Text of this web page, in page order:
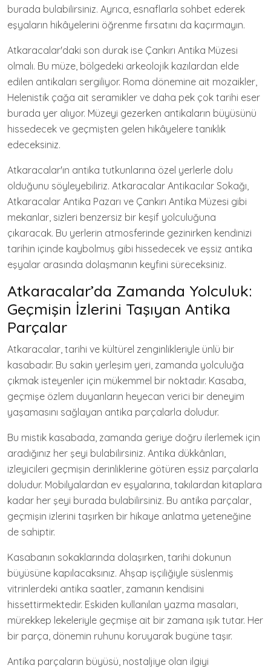
burada bulabilirsiniz. Ayrıca, esnaflarla sohbet ederek
eşyaların hikâyelerini öğrenme fırsatını da kaçırmayın.
Atkaracalar'daki son durak ise Çankırı Antika Müzesi
olmalı. Bu müze, bölgedeki arkeolojik kazılardan elde
edilen antikaları sergiliyor. Roma dönemine ait mozaikler,
Helenistik çağa ait seramikler ve daha pek çok tarihi eser
burada yer alıyor. Müzeyi gezerken antikaların büyüsünü
hissedecek ve geçmişten gelen hikâyelere tanıklık
edeceksiniz.
Atkaracalar'ın antika tutkunlarına özel yerlerle dolu
olduğunu söyleyebiliriz. Atkaracalar Antikacılar Sokağı,
Atkaracalar Antika Pazarı ve Çankırı Antika Müzesi gibi
mekanlar, sizleri benzersiz bir keşif yolculuğuna
çıkaracak. Bu yerlerin atmosferinde gezinirken kendinizi
tarihin içinde kaybolmuş gibi hissedecek ve eşsiz antika
eşyalar arasında dolaşmanın keyfini süreceksiniz.
Atkaracalar’da Zamanda Yolculuk:
Geçmişin İzlerini Taşıyan Antika
Parçalar
Atkaracalar, tarihi ve kültürel zenginlikleriyle ünlü bir
kasabadır. Bu sakin yerleşim yeri, zamanda yolculuğa
çıkmak isteyenler için mükemmel bir noktadır. Kasaba,
geçmişe özlem duyanların heyecan verici bir deneyim
yaşamasını sağlayan antika parçalarla doludur.
Bu mistik kasabada, zamanda geriye doğru ilerlemek için
aradığınız her şeyi bulabilirsiniz. Antika dükkânları,
izleyicileri geçmişin derinliklerine götüren eşsiz parçalarla
doludur. Mobilyalardan ev eşyalarına, takılardan kitaplara
kadar her şeyi burada bulabilirsiniz. Bu antika parçalar,
geçmişin izlerini taşırken bir hikaye anlatma yeteneğine
de sahiptir.
Kasabanın sokaklarında dolaşırken, tarihi dokunun
büyüsüne kapılacaksınız. Ahşap işçiliğiyle süslenmiş
vitrinlerdeki antika saatler, zamanın kendisini
hissettirmektedir. Eskiden kullanılan yazma masaları,
mürekkep lekeleriyle geçmişe ait bir zamana ışık tutar. Her
bir parça, dönemin ruhunu koruyarak bugüne taşır.
Antika parçaların büyüsü, nostaljiye olan ilgiyi